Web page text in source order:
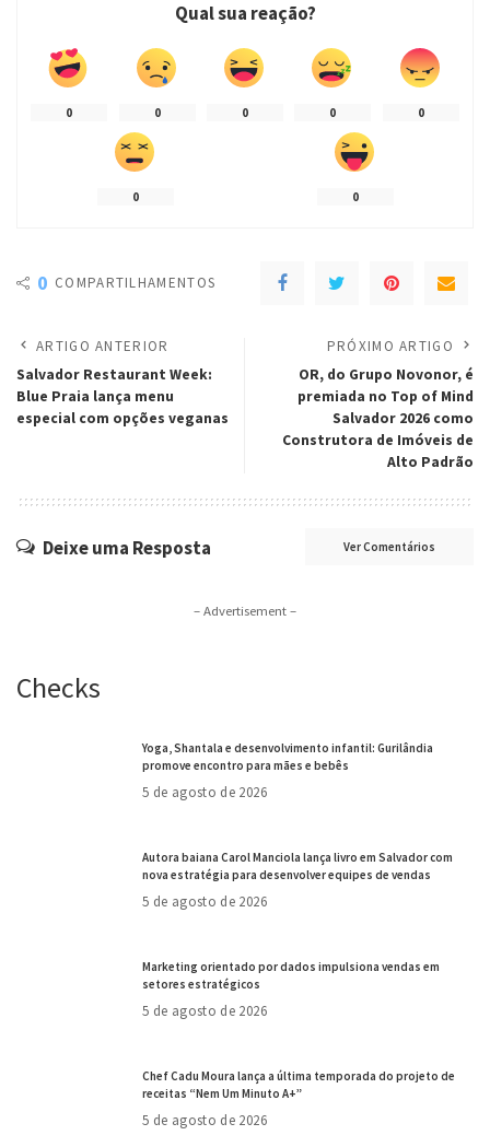
Qual sua reação?
0 0 0 0 0
0 0
0 COMPARTILHAMENTOS
ARTIGO ANTERIOR
Salvador Restaurant Week:
Blue Praia lança menu
especial com opções veganas
PRÓXIMO ARTIGO
OR, do Grupo Novonor, é
premiada no Top of Mind
Salvador 2026 como
Construtora de Imóveis de
Alto Padrão
Deixe uma Resposta Ver Comentários
– Advertisement –
Checks
Yoga, Shantala e desenvolvimento infantil: Gurilândia
promove encontro para mães e bebês
5 de agosto de 2026
Autora baiana Carol Manciola lança livro em Salvador com
nova estratégia para desenvolver equipes de vendas
5 de agosto de 2026
Marketing orientado por dados impulsiona vendas em
setores estratégicos
5 de agosto de 2026
Chef Cadu Moura lança a última temporada do projeto de
receitas “Nem Um Minuto A+”
5 de agosto de 2026